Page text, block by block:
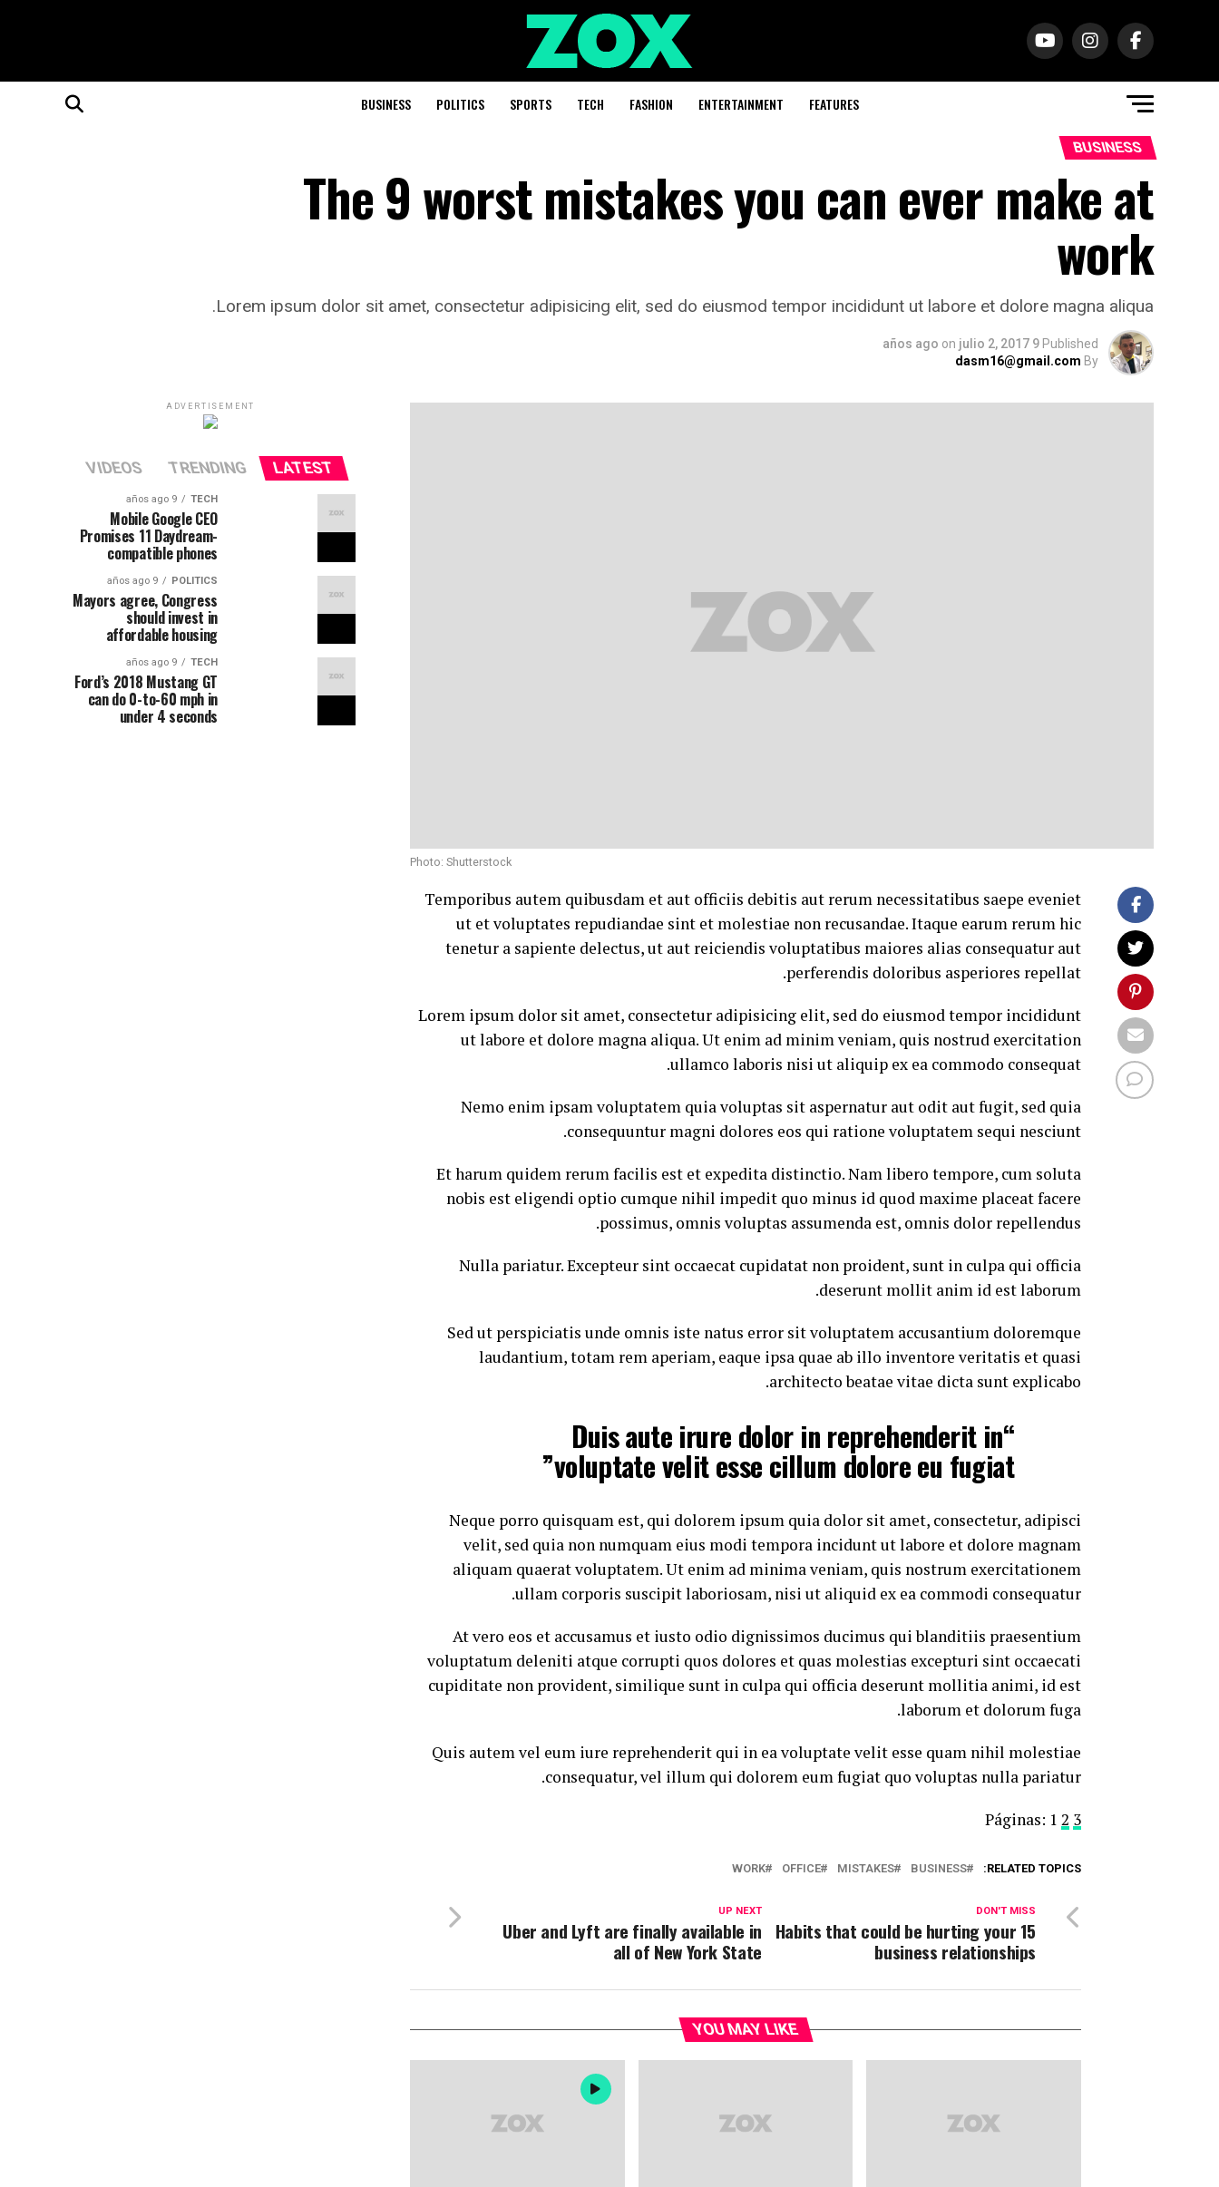
FEATURES
ENTERTAINMENT
FASHION
TECH
SPORTS
POLITICS
BUSINESS
BUSINESS
The 9 worst mistakes you can ever make at
work
Lorem ipsum dolor sit amet, consectetur adipisicing elit, sed do eiusmod tempor incididunt ut labore et dolore magna aliqua.
Published
9 años ago
on julio 2, 2017
By
dasm16@gmail.com
Photo: Shutterstock
Temporibus autem quibusdam et aut officiis debitis aut rerum necessitatibus saepe eveniet
ut et voluptates repudiandae sint et molestiae non recusandae. Itaque earum rerum hic
tenetur a sapiente delectus, ut aut reiciendis voluptatibus maiores alias consequatur aut
perferendis doloribus asperiores repellat.
Lorem ipsum dolor sit amet, consectetur adipisicing elit, sed do eiusmod tempor incididunt
ut labore et dolore magna aliqua. Ut enim ad minim veniam, quis nostrud exercitation
ullamco laboris nisi ut aliquip ex ea commodo consequat.
Nemo enim ipsam voluptatem quia voluptas sit aspernatur aut odit aut fugit, sed quia
consequuntur magni dolores eos qui ratione voluptatem sequi nesciunt.
Et harum quidem rerum facilis est et expedita distinctio. Nam libero tempore, cum soluta
nobis est eligendi optio cumque nihil impedit quo minus id quod maxime placeat facere
possimus, omnis voluptas assumenda est, omnis dolor repellendus.
Nulla pariatur. Excepteur sint occaecat cupidatat non proident, sunt in culpa qui officia
deserunt mollit anim id est laborum.
Sed ut perspiciatis unde omnis iste natus error sit voluptatem accusantium doloremque
laudantium, totam rem aperiam, eaque ipsa quae ab illo inventore veritatis et quasi
architecto beatae vitae dicta sunt explicabo.
“Duis aute irure dolor in reprehenderit in
voluptate velit esse cillum dolore eu fugiat”
Neque porro quisquam est, qui dolorem ipsum quia dolor sit amet, consectetur, adipisci
velit, sed quia non numquam eius modi tempora incidunt ut labore et dolore magnam
aliquam quaerat voluptatem. Ut enim ad minima veniam, quis nostrum exercitationem
ullam corporis suscipit laboriosam, nisi ut aliquid ex ea commodi consequatur.
At vero eos et accusamus et iusto odio dignissimos ducimus qui blanditiis praesentium
voluptatum deleniti atque corrupti quos dolores et quas molestias excepturi sint occaecati
cupiditate non provident, similique sunt in culpa qui officia deserunt mollitia animi, id est
laborum et dolorum fuga.
Quis autem vel eum iure reprehenderit qui in ea voluptate velit esse quam nihil molestiae
consequatur, vel illum qui dolorem eum fugiat quo voluptas nulla pariatur.
Páginas: 1 2 3
RELATED TOPICS:
BUSINESS
MISTAKES
OFFICE
WORK
UP NEXT
Uber and Lyft are finally available in
all of New York State
DON'T MISS
15 Habits that could be hurting your
business relationships
YOU MAY LIKE
ADVERTISEMENT
LATEST
TRENDING
VIDEOS
TECH
9 años ago
Mobile Google CEO
Promises 11 Daydream-
compatible phones
POLITICS
9 años ago
Mayors agree, Congress
should invest in
affordable housing
TECH
9 años ago
Ford’s 2018 Mustang GT
can do 0-to-60 mph in
under 4 seconds